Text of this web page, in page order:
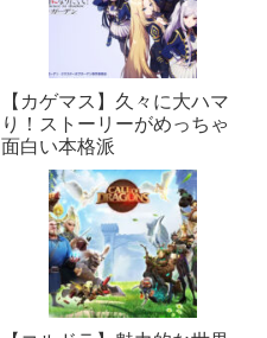
【カゲマス】久々に大ハマ
り！ストーリーがめっちゃ
面白い本格派